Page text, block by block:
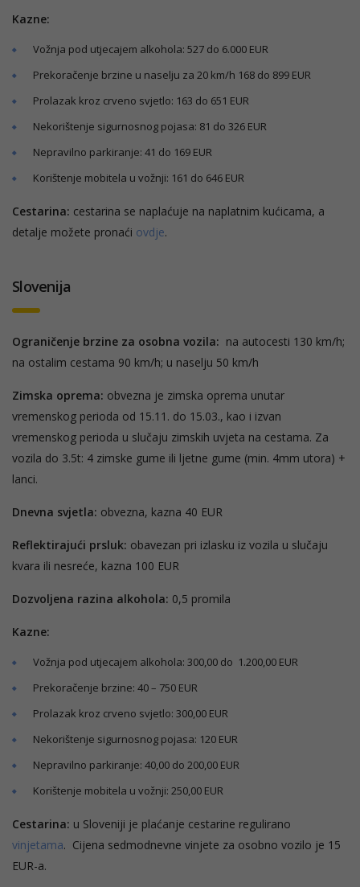
Kazne:
Vožnja pod utjecajem alkohola: 527 do 6.000 EUR
Prekoračenje brzine u naselju za 20 km/h 168 do 899 EUR
Prolazak kroz crveno svjetlo: 163 do 651 EUR
Nekorištenje sigurnosnog pojasa: 81 do 326 EUR
Nepravilno parkiranje: 41 do 169 EUR
Korištenje mobitela u vožnji: 161 do 646 EUR
Cestarina: cestarina se naplaćuje na naplatnim kućicama, a
detalje možete pronaći ovdje.
Slovenija
Ograničenje brzine za osobna vozila: na autocesti 130 km/h;
na ostalim cestama 90 km/h; u naselju 50 km/h
Zimska oprema: obvezna je zimska oprema unutar
vremenskog perioda od 15.11. do 15.03., kao i izvan
vremenskog perioda u slučaju zimskih uvjeta na cestama. Za
vozila do 3.5t: 4 zimske gume ili ljetne gume (min. 4mm utora) +
lanci.
Dnevna svjetla: obvezna, kazna 40 EUR
Reflektirajući prsluk: obavezan pri izlasku iz vozila u slučaju
kvara ili nesreće, kazna 100 EUR
Dozvoljena razina alkohola: 0,5 promila
Kazne:
Vožnja pod utjecajem alkohola: 300,00 do 1.200,00 EUR
Prekoračenje brzine: 40 – 750 EUR
Prolazak kroz crveno svjetlo: 300,00 EUR
Nekorištenje sigurnosnog pojasa: 120 EUR
Nepravilno parkiranje: 40,00 do 200,00 EUR
Korištenje mobitela u vožnji: 250,00 EUR
Cestarina: u Sloveniji je plaćanje cestarine regulirano
vinjetama. Cijena sedmodnevne vinjete za osobno vozilo je 15
EUR-a.